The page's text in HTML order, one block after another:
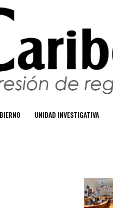
UNIDAD INVESTIGATIVA